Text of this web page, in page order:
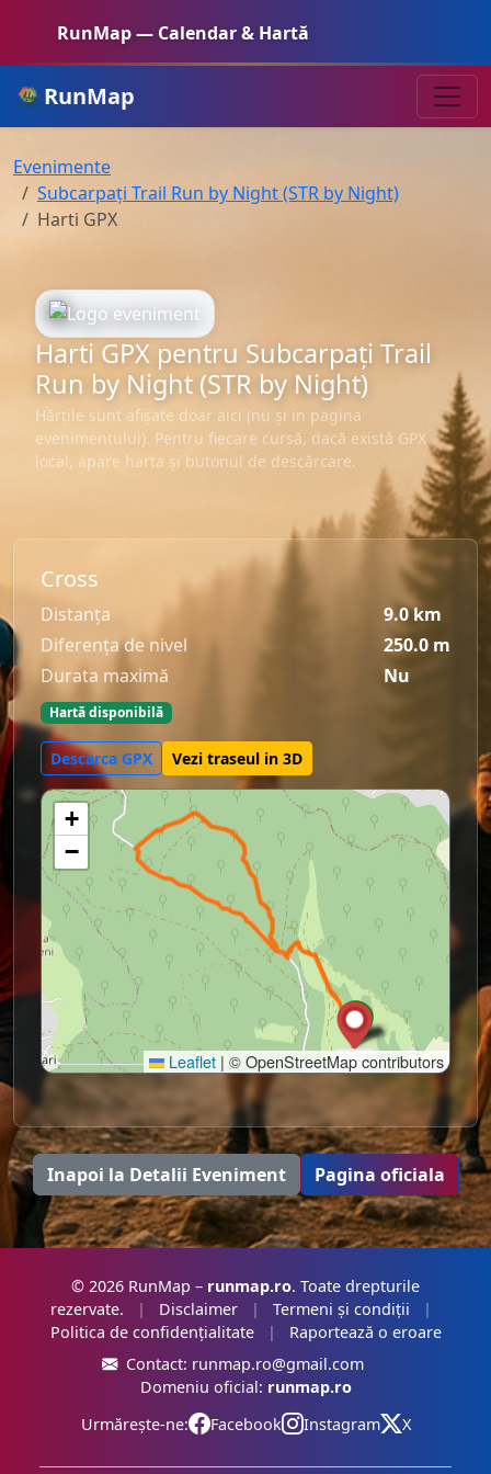
RunMap — Calendar & Hartă
RunMap
Evenimente
Subcarpați Trail Run by Night (STR by Night)
Harti GPX
Harti GPX pentru Subcarpați Trail
Run by Night (STR by Night)
Hărțile sunt afișate doar aici (nu și in pagina
evenimentului). Pentru fiecare cursă, dacă există GPX
local, apare harta și butonul de descărcare.
Cross
Distanța
9.0 km
Diferența de nivel
250.0 m
Durata maximă
Nu
Hartă disponibilă
Descarca GPX Vezi traseul in 3D
Se incarca traseul GPX...
+
−
Leaflet | © OpenStreetMap contributors
Inapoi la Detalii Eveniment Pagina oficiala
© 2026 RunMap – runmap.ro. Toate drepturile
rezervate.
| Disclaimer | Termeni și condiții
|
Politica de confidențialitate
|
Raportează o eroare
Contact: runmap.ro@gmail.com
Domeniu oficial: runmap.ro
Urmărește-ne:
Facebook Instagram X